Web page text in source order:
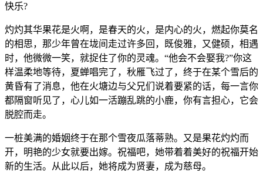
快乐?
灼灼其华果花是火啊，是春天的火，是内心的火，燃起你莫名
的相思，那少年曾在垅间走过许多回，既俊雅，又健硕，相遇
时，他微微一笑，就捉住了你的灵魂。“他会不会娶我?”你这
样温柔地等待，夏蝉唱完了，秋雁飞过了，终于在某个雪后的
黄昏有了消息，他在火塘边与父兄们说着要紧的话，每一言你
都隔窗听见了，心儿如一活蹦乱跳的小鹿，你有言担心，它会
脱腔而走。
一桩美满的婚姻终于在那个雪夜瓜落蒂熟。又是果花灼灼而
开，明艳的少女就要出嫁。祝福吧，她带着着美好的祝福开始
新的生活。从此以后，她将成为贤妻，成为慈母。